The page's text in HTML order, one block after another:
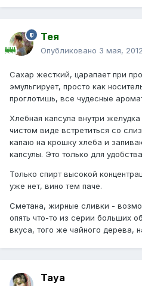
Тея
Опубликовано 3 мая, 2012
Сахар жесткий, царапает при
эмульгирует, просто как
проглотишь, все чудесные
Хлебная капсула внутри
чистом виде встретиться со
капаю на крошку хлеба и
капсулы. Это только для
Только спирт высокой
уже нет, вино тем паче.
Сметана, жирные сливки -
опять что-то из серии больших
вкуса, того же чайного дерева,
Taya